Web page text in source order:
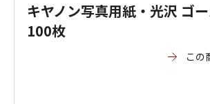
キヤノン写真用紙・光沢 ゴ
100枚
この